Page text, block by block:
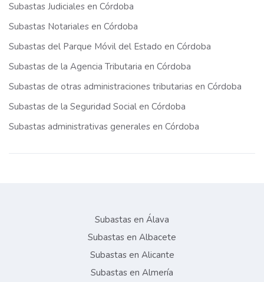
Subastas Judiciales en Córdoba
Subastas Notariales en Córdoba
Subastas del Parque Móvil del Estado en Córdoba
Subastas de la Agencia Tributaria en Córdoba
Subastas de otras administraciones tributarias en Córdoba
Subastas de la Seguridad Social en Córdoba
Subastas administrativas generales en Córdoba
Subastas en Álava
Subastas en Albacete
Subastas en Alicante
Subastas en Almería